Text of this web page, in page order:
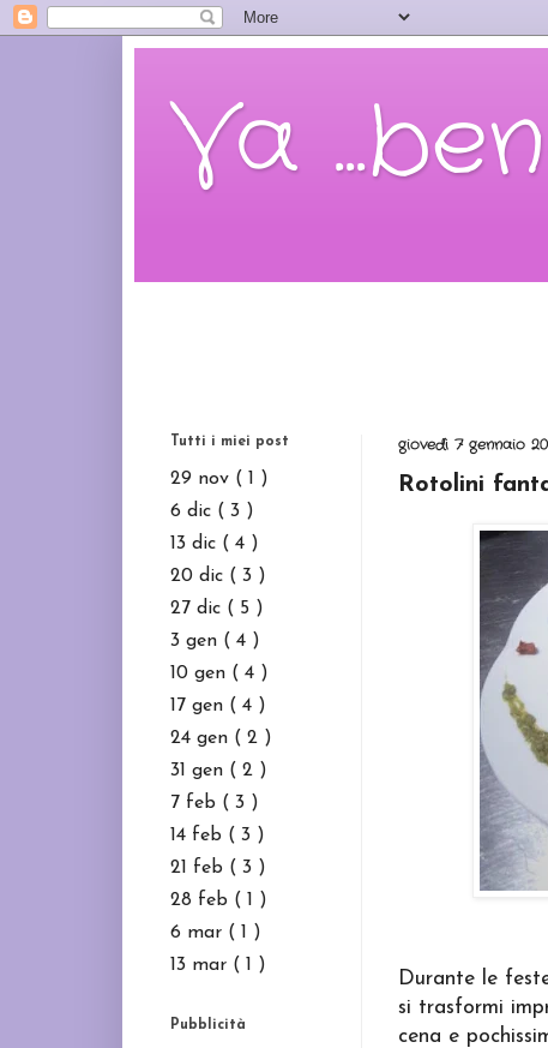
Va
giovedì 7 gennaio
Rotolini
Durante le
si trasformi
cena e
Tutti i miei post
29 nov ( 1 )
6 dic ( 3 )
13 dic ( 4 )
20 dic ( 3 )
27 dic ( 5 )
3 gen ( 4 )
10 gen ( 4 )
17 gen ( 4 )
24 gen ( 2 )
31 gen ( 2 )
7 feb ( 3 )
14 feb ( 3 )
21 feb ( 3 )
28 feb ( 1 )
6 mar ( 1 )
13 mar ( 1 )
Pubblicità